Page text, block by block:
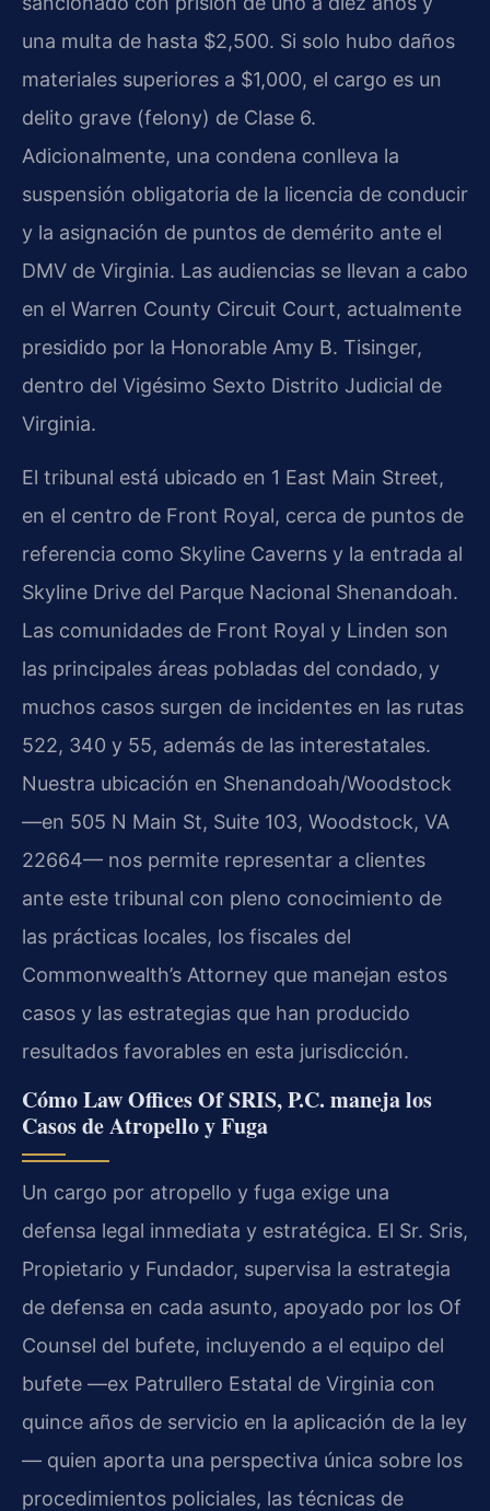
una multa de hasta $2,500. Si solo hubo daños
materiales superiores a $1,000, el cargo es un
delito grave (felony) de Clase 6.
Adicionalmente, una condena conlleva la
suspensión obligatoria de la licencia de conducir
y la asignación de puntos de demérito ante el
DMV de Virginia. Las audiencias se llevan a cabo
en el Warren County Circuit Court, actualmente
presidido por la Honorable Amy B. Tisinger,
dentro del Vigésimo Sexto Distrito Judicial de
Virginia.
El tribunal está ubicado en 1 East Main Street,
en el centro de Front Royal, cerca de puntos de
referencia como Skyline Caverns y la entrada al
Skyline Drive del Parque Nacional Shenandoah.
Las comunidades de Front Royal y Linden son
las principales áreas pobladas del condado, y
muchos casos surgen de incidentes en las rutas
522, 340 y 55, además de las interestatales.
Nuestra ubicación en Shenandoah/Woodstock
—en 505 N Main St, Suite 103, Woodstock, VA
22664— nos permite representar a clientes
ante este tribunal con pleno conocimiento de
las prácticas locales, los fiscales del
Commonwealth’s Attorney que manejan estos
casos y las estrategias que han producido
resultados favorables en esta jurisdicción.
Cómo Law Offices Of SRIS, P.C. maneja los
Casos de Atropello y Fuga
Un cargo por atropello y fuga exige una
defensa legal inmediata y estratégica. El Sr. Sris,
Propietario y Fundador, supervisa la estrategia
de defensa en cada asunto, apoyado por los Of
Counsel del bufete, incluyendo a el equipo del
bufete —ex Patrullero Estatal de Virginia con
quince años de servicio en la aplicación de la ley
— quien aporta una perspectiva única sobre los
procedimientos policiales, las técnicas de